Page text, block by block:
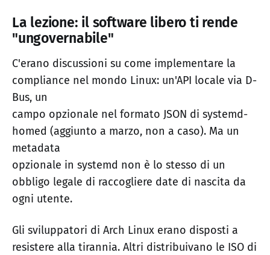
La lezione: il software libero ti rende
"ungovernabile"
C'erano discussioni su come implementare la
compliance nel mondo Linux: un'API locale via D-
Bus, un
campo opzionale nel formato JSON di systemd-
homed (aggiunto a marzo, non a caso). Ma un
metadata
opzionale in systemd non è lo stesso di un
obbligo legale di raccogliere date di nascita da
ogni utente.
Gli sviluppatori di Arch Linux erano disposti a
resistere alla tirannia. Altri distribuivano le ISO di